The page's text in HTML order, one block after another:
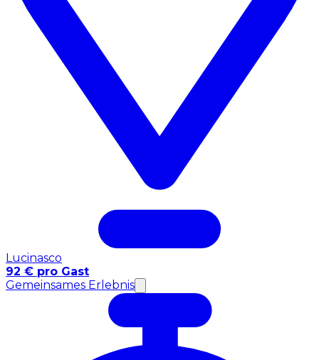
Lucinasco
92 € pro Gast
Gemeinsames Erlebnis